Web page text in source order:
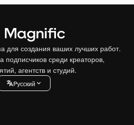
для создания ваших лучших работ.
подписчиков среди креаторов,
агентств и студий.
Pусский